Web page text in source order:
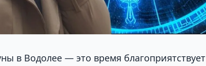
в Водолее — это время благоприятствует